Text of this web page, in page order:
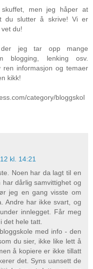
men jeg håper at
du slutter å skrive! Vi er
du!
jeg tar opp mange
blogging, lenking osv.
informasjon og temaer
kikk!
category/bloggskol
kl. 14:21
Noen har da lagt til en
dårlig samvittighet og
jeg en gang visste om
Andre har ikke svart, og
innlegget. Får meg
det hele tatt.
med info - den
du sier, ikke like lett å
å kopiere er ikke tillatt
det. Syns uansett de